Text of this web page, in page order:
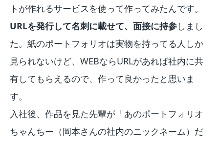
トが作れるサービスを使って作ってみたんです。
URLを発行して名刺に載せて、面接に持参しまし
た。紙のポートフォリオは実物を持ってる人しか
見られないけど、WEBならURLがあれば社内に共
有してもらえるので、作って良かったと思いま
す。
入社後、作品を見た先輩が「あのポートフォリオ
ちゃんちー（岡本さんの社内のニックネーム）だ